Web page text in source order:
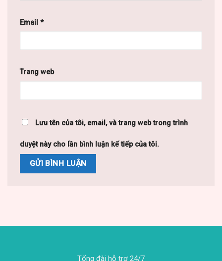
Email *
Trang web
Lưu tên của tôi, email, và trang web trong trình
duyệt này cho lần bình luận kế tiếp của tôi.
Tổng đài hỗ trợ 24/7